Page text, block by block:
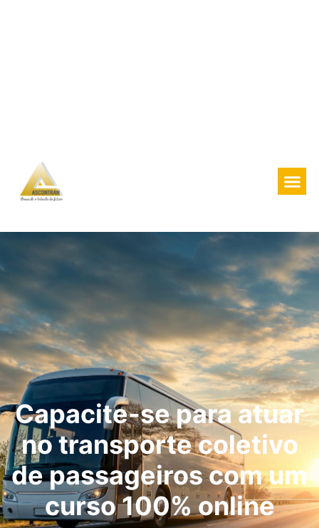
Capacite-se para atuar
no transporte coletivo
de passageiros com um
curso 100% online